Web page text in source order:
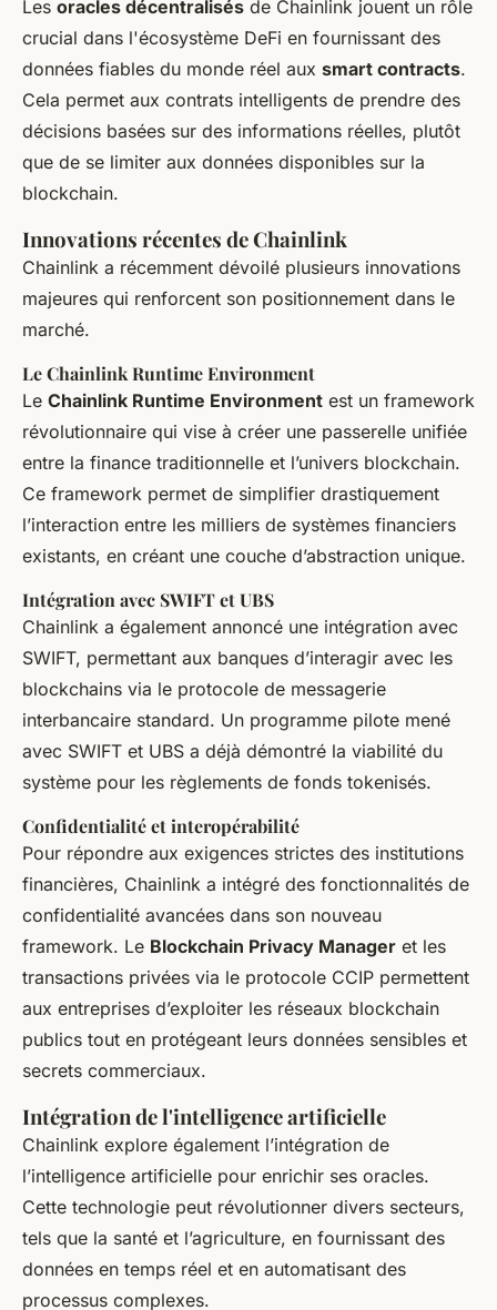
Les oracles décentralisés de Chainlink jouent un rôle
crucial dans l'écosystème DeFi en fournissant des
données fiables du monde réel aux smart contracts.
Cela permet aux contrats intelligents de prendre des
décisions basées sur des informations réelles, plutôt
que de se limiter aux données disponibles sur la
blockchain.
Innovations récentes de Chainlink
Chainlink a récemment dévoilé plusieurs innovations
majeures qui renforcent son positionnement dans le
marché.
Le Chainlink Runtime Environment
Le Chainlink Runtime Environment est un framework
révolutionnaire qui vise à créer une passerelle unifiée
entre la finance traditionnelle et l’univers blockchain.
Ce framework permet de simplifier drastiquement
l’interaction entre les milliers de systèmes financiers
existants, en créant une couche d’abstraction unique.
Intégration avec SWIFT et UBS
Chainlink a également annoncé une intégration avec
SWIFT, permettant aux banques d’interagir avec les
blockchains via le protocole de messagerie
interbancaire standard. Un programme pilote mené
avec SWIFT et UBS a déjà démontré la viabilité du
système pour les règlements de fonds tokenisés.
Confidentialité et interopérabilité
Pour répondre aux exigences strictes des institutions
financières, Chainlink a intégré des fonctionnalités de
confidentialité avancées dans son nouveau
framework. Le Blockchain Privacy Manager et les
transactions privées via le protocole CCIP permettent
aux entreprises d’exploiter les réseaux blockchain
publics tout en protégeant leurs données sensibles et
secrets commerciaux.
Intégration de l'intelligence artificielle
Chainlink explore également l’intégration de
l’intelligence artificielle pour enrichir ses oracles.
Cette technologie peut révolutionner divers secteurs,
tels que la santé et l’agriculture, en fournissant des
données en temps réel et en automatisant des
processus complexes.